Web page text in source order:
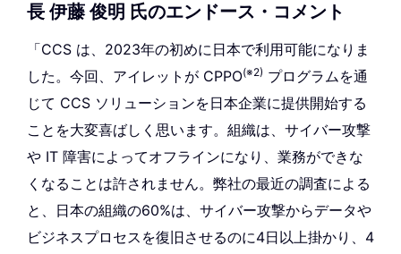
長 伊藤 俊明 氏のエンドース・コメント
「CCS は、2023年の初めに日本で利用可能になりま
した。今回、アイレットが CPPO(※2) プログラムを通
じて CCS ソリューションを日本企業に提供開始する
ことを大変喜ばしく思います。組織は、サイバー攻撃
や IT 障害によってオフラインになり、業務ができな
くなることは許されません。弊社の最近の調査による
と、日本の組織の60%は、サイバー攻撃からデータや
ビジネスプロセスを復旧させるのに4日以上掛かり、4